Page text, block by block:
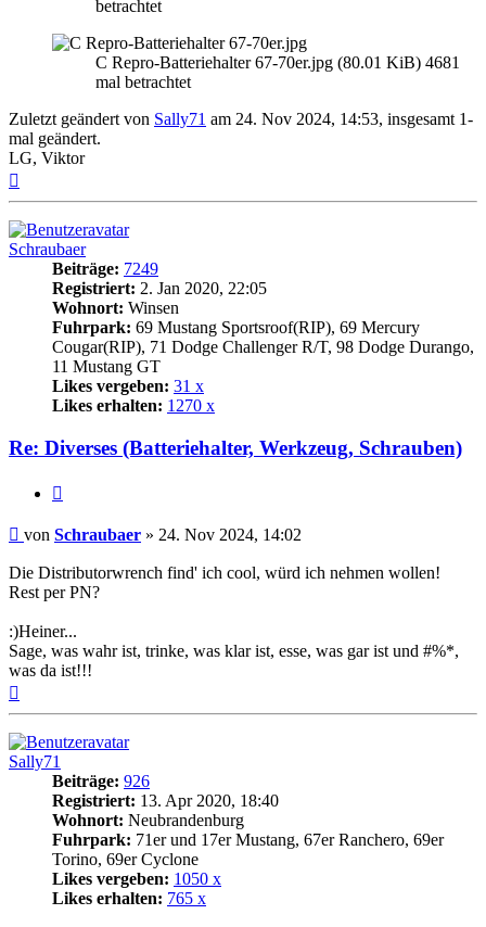
betrachtet
C Repro-Batteriehalter 67-70er.jpg (80.01 KiB) 4681
mal betrachtet
Zuletzt geändert von Sally71 am 24. Nov 2024, 14:53, insgesamt 1-
mal geändert.
LG, Viktor
Schraubaer
Beiträge: 7249
Registriert: 2. Jan 2020, 22:05
Wohnort: Winsen
Fuhrpark: 69 Mustang Sportsroof(RIP), 69 Mercury
Cougar(RIP), 71 Dodge Challenger R/T, 98 Dodge Durango,
11 Mustang GT
Likes vergeben: 31 x
Likes erhalten: 1270 x
Re: Diverses (Batteriehalter, Werkzeug, Schrauben)
Beitrag
von Schraubaer » 24. Nov 2024, 14:02
Die Distributorwrench find' ich cool, würd ich nehmen wollen!
Rest per PN?
:)Heiner...
Sage, was wahr ist, trinke, was klar ist, esse, was gar ist und #%*,
was da ist!!!
Sally71
Beiträge: 926
Registriert: 13. Apr 2020, 18:40
Wohnort: Neubrandenburg
Fuhrpark: 71er und 17er Mustang, 67er Ranchero, 69er
Torino, 69er Cyclone
Likes vergeben: 1050 x
Likes erhalten: 765 x